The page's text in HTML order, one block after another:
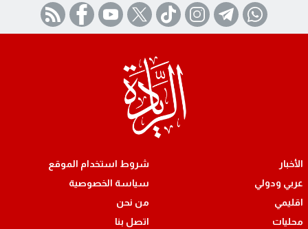
الأخبار
عربي ودولي
اقليمي
محليات
شروط استخدام الموقع
سياسة الخصوصية
من نحن
اتصل بنا